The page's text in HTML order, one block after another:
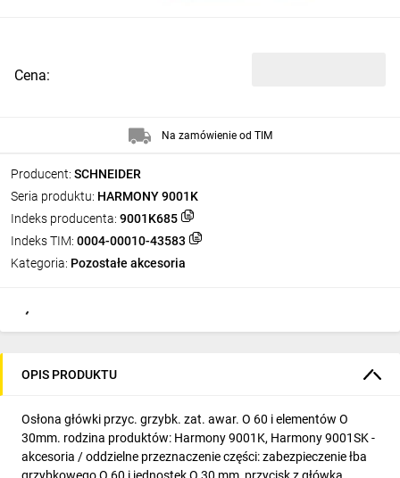
Producent: SCHNEIDER
Seria produktu: HARMONY 9001K
Indeks producenta: 9001K685
Indeks TIM: 0004-00010-43583
Kategoria: Pozostałe akcesoria
Cena:
Na zamówienie od TIM
OPIS PRODUKTU
Osłona główki przyc. grzybk. zat. awar. O 60 i elementów O
30mm. rodzina produktów: Harmony 9001K, Harmony 9001SK -
akcesoria / oddzielne przeznaczenie części: zabezpieczenie łba